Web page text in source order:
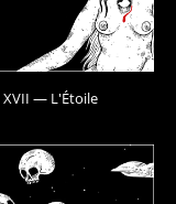
XVII — L'Étoile